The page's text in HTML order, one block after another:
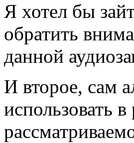
Я хотел бы
обратить
данной
И второе, сам
использовать